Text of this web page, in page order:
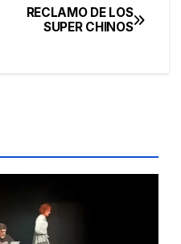
RECLAMO DE LOS
SUPER CHINOS